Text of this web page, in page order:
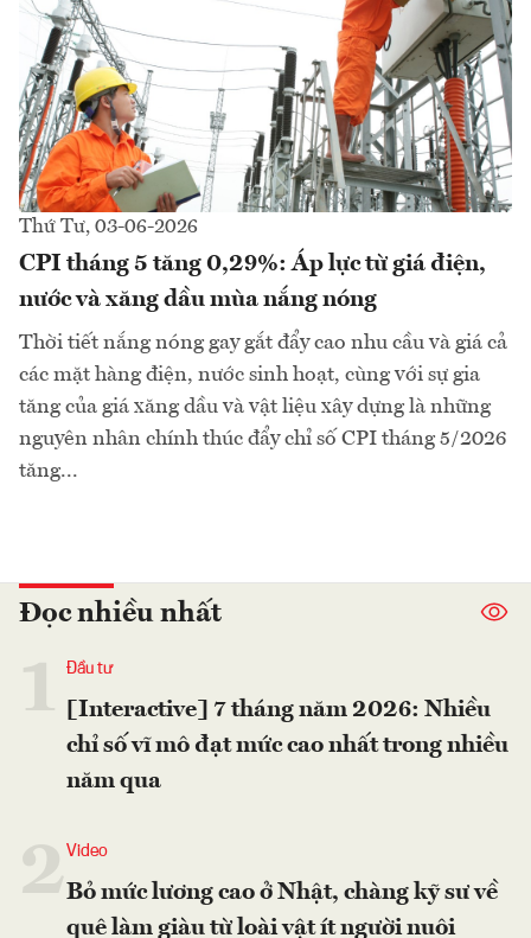
Thứ Tư, 03-06-2026
CPI tháng 5 tăng 0,29%: Áp lực từ giá điện,
nước và xăng dầu mùa nắng nóng
Thời tiết nắng nóng gay gắt đẩy cao nhu cầu và giá cả
các mặt hàng điện, nước sinh hoạt, cùng với sự gia
tăng của giá xăng dầu và vật liệu xây dựng là những
nguyên nhân chính thúc đẩy chỉ số CPI tháng 5/2026
tăng...
Đọc nhiều nhất
Đầu tư
[Interactive] 7 tháng năm 2026: Nhiều
chỉ số vĩ mô đạt mức cao nhất trong nhiều
năm qua
2Video
Bỏ mức lương cao ở Nhật, chàng kỹ sư về
quê làm giàu từ loài vật ít người nuôi